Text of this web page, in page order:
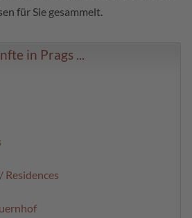
für Sie gesammelt.
in Prags ...
Residences